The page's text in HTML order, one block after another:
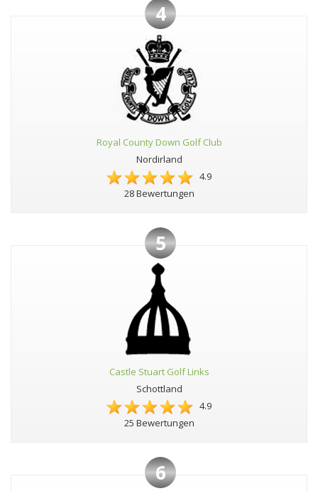
4
Royal County Down Golf Club
Nordirland
4.9
28 Bewertungen
5
Castle Stuart Golf Links
Schottland
4.9
25 Bewertungen
6